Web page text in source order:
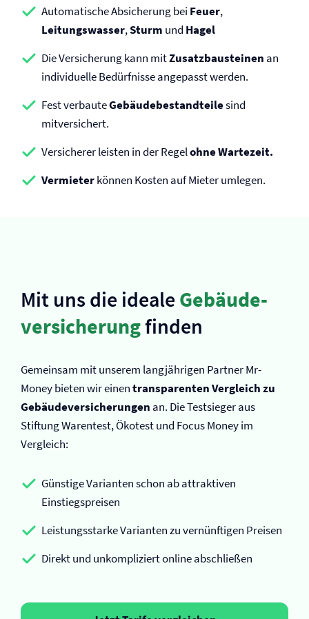
Automatische Absicherung bei Feuer,
Leitungswasser,Sturm und Hagel
Die Versicherung kann mitZusatzbausteinen an
individuelle Bedürfnisse angepasst werden.
Fest verbauteGebäudebestandteilesind
mitversichert.
Versicherer leisten in der Regelohne Wartezeit.
Vermieterkönnen Kosten auf Mieter umlegen.
Mit uns die ideale Gebäude­
versicherungfinden
Gemeinsam mit unserem langjährigen Partner Mr-
Money bieten wir einentransparenten Vergleich zu
Gebäude­versicherungen an. Die Testsieger aus
Stiftung Warentest, Ökotest und Focus Money im
Vergleich:
Günstige Varianten schon ab attraktiven
Einstiegspreisen
Leistungsstarke Varianten zu vernünftigen Preisen
Direkt und unkompliziert online abschließen